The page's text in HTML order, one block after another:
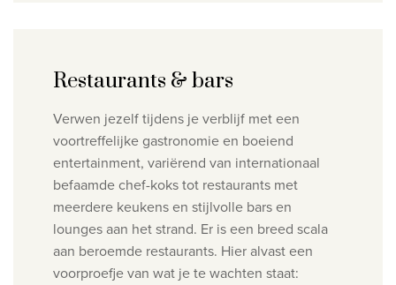
Restaurants & bars
Verwen jezelf tijdens je verblijf met een
voortreffelijke gastronomie en boeiend
entertainment, variërend van internationaal
befaamde chef-koks tot restaurants met
meerdere keukens en stijlvolle bars en
lounges aan het strand. Er is een breed scala
aan beroemde restaurants. Hier alvast een
voorproefje van wat je te wachten staat: